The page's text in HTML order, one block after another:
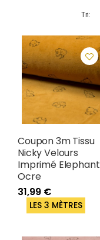
Tri:
Coupon 3m Tissu
Nicky Velours
Imprimé Elephant
Ocre
31,99 €
LES 3 MÈTRES